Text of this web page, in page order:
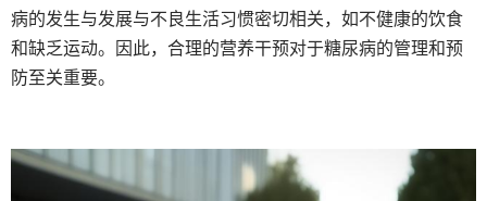
病的发生与发展与不良生活习惯密切相关，如不健康的饮食
和缺乏运动。因此，合理的营养干预对于糖尿病的管理和预
防至关重要。